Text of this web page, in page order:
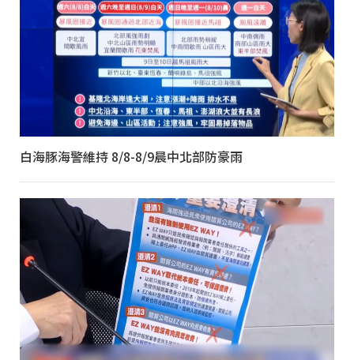
白海豚海警維持 8/8-8/9晨中北部防豪雨